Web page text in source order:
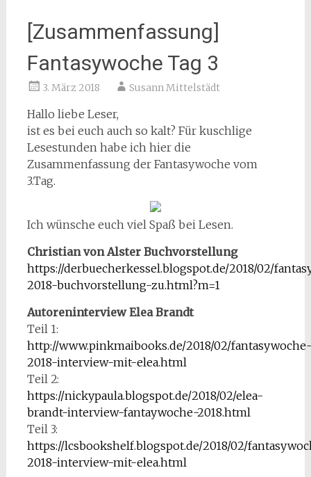
[Zusammenfassung]
Fantasywoche Tag 3
3. März 2018 Susann Mittelstädt
Hallo liebe Leser,
ist es bei euch auch so kalt? Für kuschlige
Lesestunden habe ich hier die
Zusammenfassung der Fantasywoche vom
3.Tag.
Ich wünsche euch viel Spaß bei Lesen.
Christian von Alster Buchvorstellung
https://derbuecherkessel.blogspot.de/2018/02/
2018-buchvorstellung-zu.html?m=1
Autoreninterview Elea Brandt
Teil 1:
http://www.pinkmaibooks.de/2018/02/
2018-interview-mit-elea.html
Teil 2:
https://nickypaula.blogspot.de/2018/02/elea-
brandt-interview-fantaywoche-2018.html
Teil 3:
https://lcsbookshelf.blogspot.de/2018/02/
2018-interview-mit-elea.html